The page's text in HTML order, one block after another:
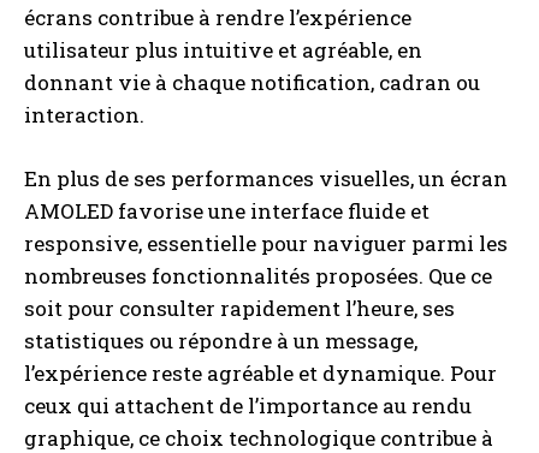
écrans contribue à rendre l’expérience
utilisateur plus intuitive et agréable, en
donnant vie à chaque notification, cadran ou
interaction.
En plus de ses performances visuelles, un écran
AMOLED favorise une interface fluide et
responsive, essentielle pour naviguer parmi les
nombreuses fonctionnalités proposées. Que ce
soit pour consulter rapidement l’heure, ses
statistiques ou répondre à un message,
l’expérience reste agréable et dynamique. Pour
ceux qui attachent de l’importance au rendu
graphique, ce choix technologique contribue à